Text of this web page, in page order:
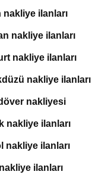
nakliye ilanları
nakliye ilanları
nakliye ilanları
nakliye ilanları
nakliyesi
nakliye ilanları
nakliye ilanları
ilanları